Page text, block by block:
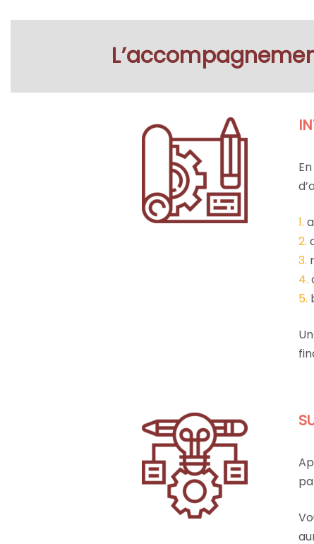
1.
2.
3.
4.
5.